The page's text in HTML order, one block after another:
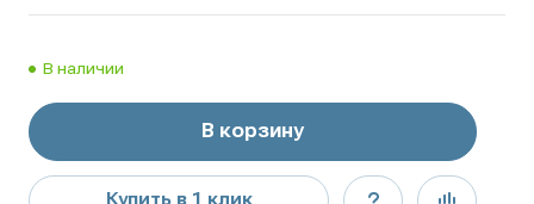
В наличии
В корзину
Купить в 1 клик